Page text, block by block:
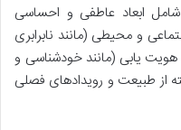
ابعاد عاطفی و احساسی
و محیطی (مانند نابرابری
یابی (مانند خودشناسی و
از طبیعت و رویدادهای فصلی